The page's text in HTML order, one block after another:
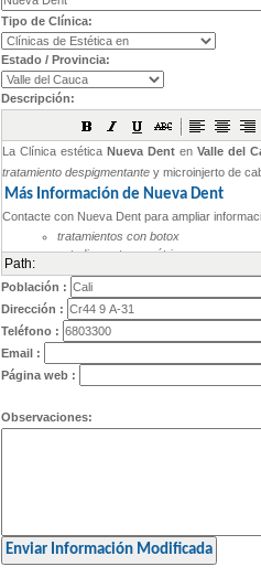
Tipo de Clínica:
Estado / Provincia:
Descripción:
Path:
Población :
Dirección :
Teléfono :
Email :
Página web :
Observaciones: